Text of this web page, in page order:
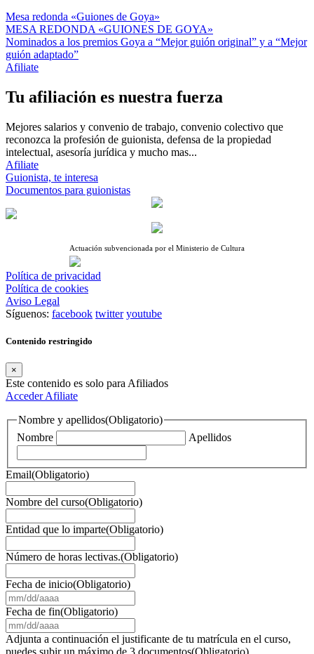
Mesa redonda «Guiones de Goya»
MESA REDONDA «GUIONES DE GOYA»
Nominados a los premios Goya a “Mejor guión original” y a “Mejor
guión adaptado”
Afiliate
Tu afiliación es nuestra fuerza
Mejores salarios y convenio de trabajo, convenio colectivo que
reconozca la profesión de guionista, defensa de la propiedad
intelectual, asesoría jurídica y mucho mas...
Afiliate
Guionista, te interesa
Documentos para guionistas
Actuación subvencionada por el Ministerio de Cultura
Política de privacidad
Política de cookies
Aviso Legal
Síguenos: facebook twitter youtube
Contenido restringido
×
Este contenido es solo para Afiliados
AccederAfiliate
Nombre y apellidos(Obligatorio)
Nombre
Apellidos
Email(Obligatorio)
Nombre del curso(Obligatorio)
Entidad que lo imparte(Obligatorio)
Número de horas lectivas.(Obligatorio)
Fecha de inicio(Obligatorio)
barra
DD
barra
AAAA
Fecha de fin(Obligatorio)
barra
DD
Adjunta a continuación el justificante de tu matrícula en el curso,
puedes subir un máximo de 3 documentos(Obligatorio)